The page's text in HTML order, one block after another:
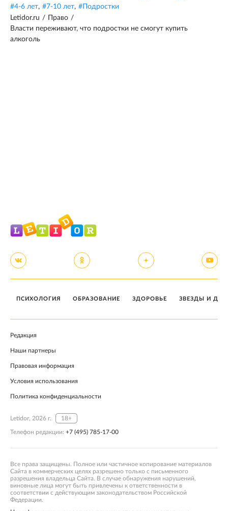
#4-6 лет, #7-10 лет, # Подростки
Letidor.ru / Право /
Власти переживают, что подростки не смогут купить
алкоголь
ПСИХОЛОГИЯ ОБРАЗОВАНИЕ ЗДОРОВЬЕ ЗВЕЗДЫ И
Редакция
Наши партнеры
Правовая информация
Условия использования
Политика конфиденциальности
Letidor, 2026 г. 18+
Телефон редакции: +7 (495) 785-17-00
Все права защищены. Полное или частичное копирование материалов
Сайта в коммерческих целях разрешено только с письменного
разрешения владельца Сайта. В случае обнаружения нарушений,
виновные лица могут быть привлечены к ответственности в
соответствии с действующим законодательством Российской
Федерации.